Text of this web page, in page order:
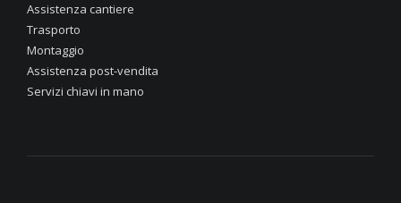
Assistenza cantiere
Trasporto
Montaggio
Assistenza post-vendita
Servizi chiavi in mano